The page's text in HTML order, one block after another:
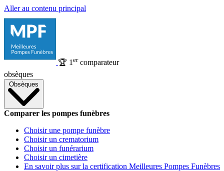
Aller au contenu principal
🏆 1 ercomparateur
obsèques
Obsèques
Comparer les pompes funèbres
Choisir une pompe funèbre
Choisir un crematorium
Choisir un funérarium
Choisir un cimetière
En savoir plus sur la certification Meilleures Pompes Funèbres